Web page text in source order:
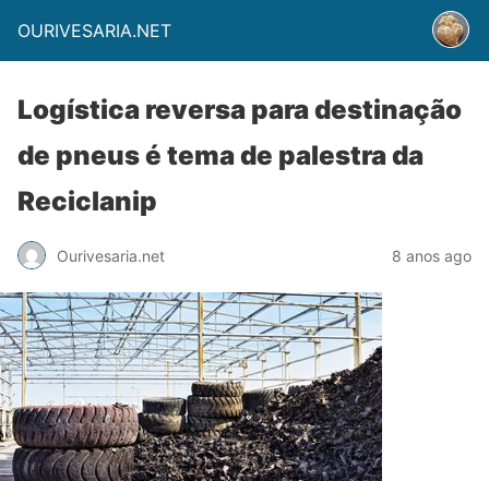
OURIVESARIA.NET
Logística reversa para destinação
de pneus é tema de palestra da
Reciclanip
Ourivesaria.net 8 anos ago